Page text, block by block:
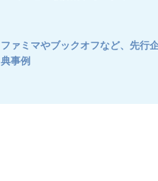
ファミマやブックオフなど、先行
典事例